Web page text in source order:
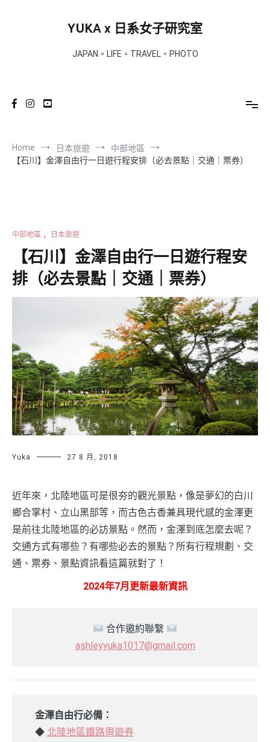
YUKA x 日系女子研究室
JAPAN。LIFE。TRAVEL。PHOTO
Home 日本旅遊
中部地區
【石川】金澤自由行一日遊行程安排（必去景點｜交通｜票券）
中部地區 , 日本旅遊
【石川】金澤自由行一日遊行程安
排（必去景點｜交通｜票券）
Yuka 27 8 月, 2018
近年來，北陸地區可是很夯的觀光景點，像是夢幻的白川
鄉合掌村、立山黑部等，而古色古香兼具現代感的金澤更
是前往北陸地區的必訪景點。然而，金澤到底怎麼去呢？
交通方式有哪些？有哪些必去的景點？所有行程規劃、交
通、票券、景點資訊看這篇就對了！
2024年7月更新最新資訊
合作邀約聯繫
ashleyyuka1017@gmail.com
金澤自由行必備：
◆ 北陸地區鐵路周遊券